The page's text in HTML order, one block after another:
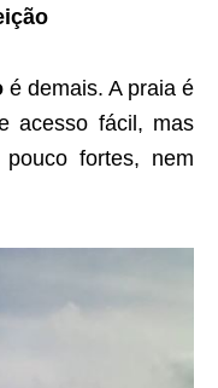
é demais. A praia é
acesso fácil, mas
fortes, nem